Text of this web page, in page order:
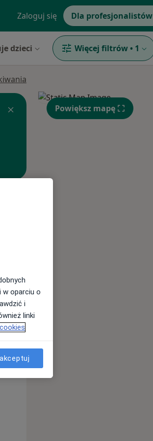
Zaloguj się Dla profesjonalistów
dzieci Więcej filtrów • 1
Pon,
10 Sie
Powiększ mapę
w oparciu o
i
linki